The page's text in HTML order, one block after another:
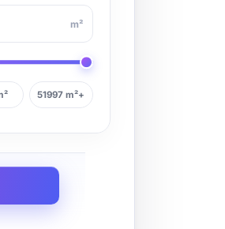
m²
51997 m²+